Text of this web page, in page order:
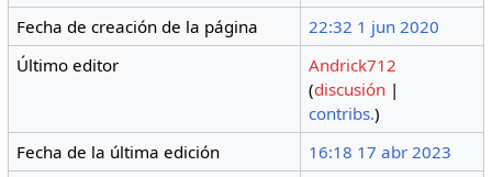
Fecha de creación de la página
22:32 1 jun 2020
Último editor
Andrick712
(discusión |
contribs.)
Fecha de la última edición
16:18 17 abr 2023